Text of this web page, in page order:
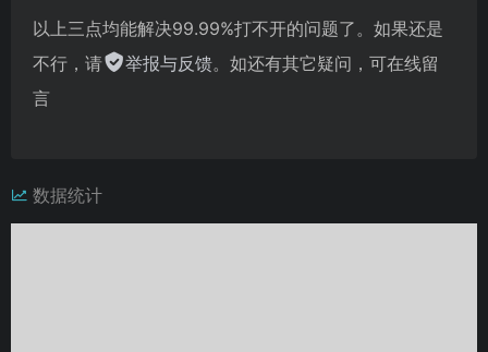
以上三点均能解决99.99%打不开的问题了。如果还是
不行，请
举报与反馈。如还有其它疑问，可在线留
言
数据统计